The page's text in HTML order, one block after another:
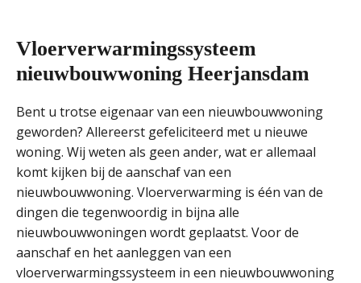
Vloer­verwarmingssysteem
nieuwbouwwoning Heerjansdam
Bent u trotse eigenaar van een nieuwbouwwoning
geworden? Allereerst gefeliciteerd met u nieuwe
woning. Wij weten als geen ander, wat er allemaal
komt kijken bij de aanschaf van een
nieuwbouwwoning. Vloerverwarming is één van de
dingen die tegenwoordig in bijna alle
nieuwbouwwoningen wordt geplaatst. Voor de
aanschaf en het aanleggen van een
vloerverwarmingssysteem in een nieuwbouwwoning